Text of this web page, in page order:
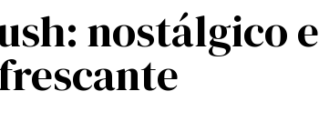
nostálgico e